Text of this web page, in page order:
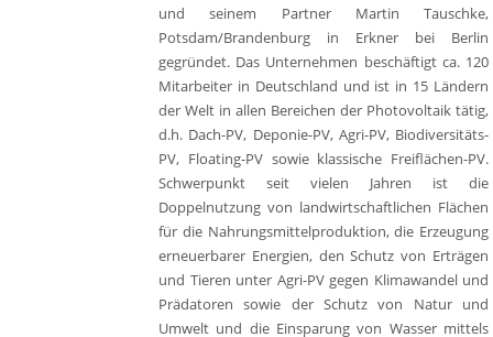
und seinem Partner Martin Tauschke,
Potsdam/Brandenburg in Erkner bei Berlin
gegründet. Das Unternehmen beschäftigt ca. 120
Mitarbeiter in Deutschland und ist in 15 Ländern
der Welt in allen Bereichen der Photovoltaik tätig,
d.h. Dach-PV, Deponie-PV, Agri-PV, Biodiversitäts-
PV, Floating-PV sowie klassische Freiflächen-PV.
Schwerpunkt seit vielen Jahren ist die
Doppelnutzung von landwirtschaftlichen Flächen
für die Nahrungsmittelproduktion, die Erzeugung
erneuerbarer Energien, den Schutz von Erträgen
und Tieren unter Agri-PV gegen Klimawandel und
Prädatoren sowie der Schutz von Natur und
Umwelt und die Einsparung von Wasser mittels